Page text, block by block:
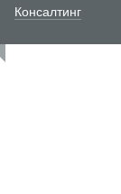
Консалтинг